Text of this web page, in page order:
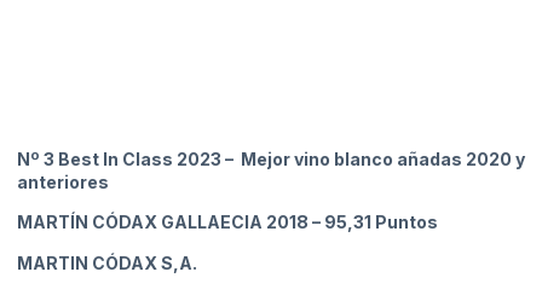
Nº 3 Best In Class 2023 – Mejor vino blanco añadas 2020 y
anteriores
MARTÍN CÓDAX GALLAECIA 2018 – 95,31 Puntos
MARTIN CÓDAX S,A.